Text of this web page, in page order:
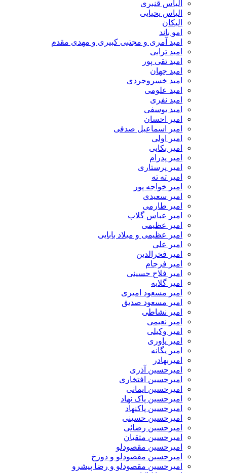
الیاس قنبرى
الیاس یحیایی
امو باند
امید آمری و مجتبی کبیری و مهدى مقدم
امید ترابی
امید تقی پور
امید جهان
امید خسروجردی
امید علومی
امید نفری
امید یوسفی
امیر احسان
امیر اسماعیل صدفی
امیر اولی
امیر بکایی
امیر پدرام
امیر پرستاری
امیر ته ته
امیر خواجه پور
امیر سعیدی
امیر طارمی
امیر عباس گلاب
امیر عظیمی
امیر عظیمی و میلاد بابایی
امیر علی
امیر فخرالدین
امیر فرجام
امیر فلاح حسینی
امیر گلایه
امیر مسعود امیری
امیر مسعود صدیق
امیر نشاطی
امیر نعیمی
امیر وکیلی
امیر یاوری
امیر یگانه
امیربهادر
امیرحسین آذری
امیرحسین افتخاری
امیرحسین ایمانی
امیرحسین پاک نهاد
امیرحسین پاکنهاد
امیرحسین حسینی
امیرحسین رضائی
امیرحسین متقیان
امیرحسین مقصودلو
امیرحسین مقصودلو و دوزخ
امیرحسین مقصودلو و رضا پیشرو